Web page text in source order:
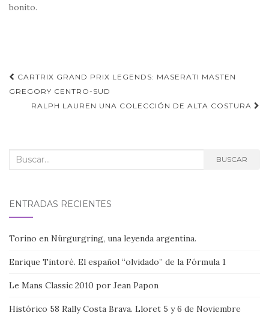
bonito.
Navegación
de
entradas
CARTRIX GRAND PRIX LEGENDS: MASERATI MASTEN
GREGORY CENTRO-SUD
RALPH LAUREN UNA COLECCIÓN DE ALTA COSTURA
Buscar: BUSCAR
ENTRADAS RECIENTES
Torino en Nürgurgring, una leyenda argentina.
Enrique Tintoré. El español “olvidado” de la Fórmula 1
Le Mans Classic 2010 por Jean Papon
Histórico 58 Rally Costa Brava. Lloret 5 y 6 de Noviembre